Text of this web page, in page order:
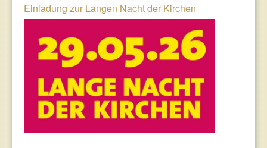
Einladung zur Langen Nacht der Kirchen